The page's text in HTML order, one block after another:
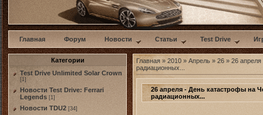
Главная Форум Новости Статьи Test Drive
Категории
Test Drive Unlimited Solar Crown
[1]
Новости Test Drive: Ferrari
Legends [1]
Новости TDU2 [34]
Главная » 2010 » Апрель » 26 » 26
радиационных...
26 апреля - День катастрофы на
радиационных...